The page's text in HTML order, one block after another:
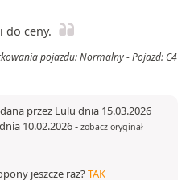
do ceny.
pojazdu: Normalny - Pojazd: C4
przez Lulu dnia 15.03.2026
10.02.2026- zobacz oryginał
jeszcze raz?TAK